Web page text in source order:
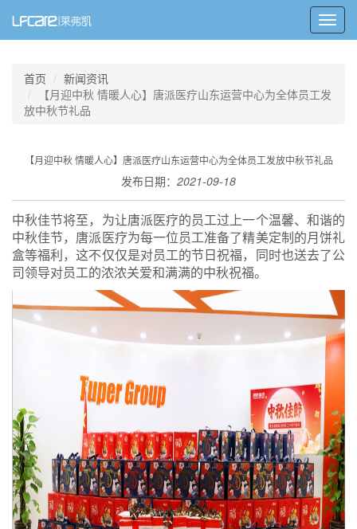
首页
新闻资讯
【月迎中秋 情暖人心】唐派医疗山东运营中心为全体员工发
放中秋节礼品
【月迎中秋 情暖人心】唐派医疗山东运营中心为全体员工发放中秋节礼品
发布日期： 2021-09-18
中秋佳节将至，为让唐派医疗的员工过上一个温馨、和谐的
中秋佳节，唐派医疗为每一位员工准备了精美定制的月饼礼
盒等福利，这不仅仅是对员工的节日祝福，同时也送去了公
司领导对员工的浓浓关爱和满满的中秋祝福。